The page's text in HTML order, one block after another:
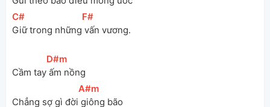
[
C#
Giữ trong những
[F#
vấn vương.
Cầm tay
[D#m
ấm nồng
Chẳng sợ gì đời
[
A#m
giông bão